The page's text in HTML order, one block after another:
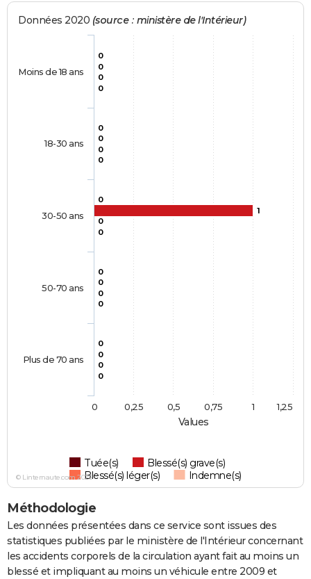
Values
Données 2020 (source : ministère de l'Intérieur)
0
0
0
0
0
0
0
1
0
0
0
0
0
0
0
0
0
0
0
0
Tuée(s)
Blessé(s) grave(s)
Blessé(s) léger(s)
Indemne(s)
Moins de 18 ans
18-30 ans
30-50 ans
50-70 ans
Plus de 70 ans
0 1
0,25 0,5 0,75 1,25
© Linternaute.com 2026
Méthodologie
Les données présentées dans ce service sont issues des
statistiques publiées par le ministère de l'Intérieur concernant
les accidents corporels de la circulation ayant fait au moins un
blessé et impliquant au moins un véhicule entre 2009 et